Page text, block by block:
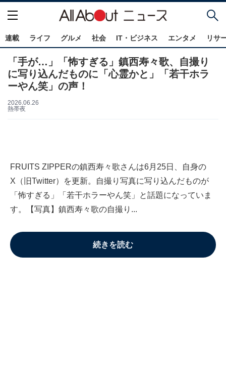
連載 ライフ グルメ 社会 IT・ビジネス エンタメ リサ
「手が…」「怖すぎる」鎮西寿々歌、自撮り
に写り込んだものに「心霊かと」「若干ホラ
ーやん笑」の声！
2026.06.26
熱帯夜
FRUITS ZIPPERの鎮西寿々歌さんは6月25日、自身の
X（旧Twitter）を更新。自撮り写真に写り込んだものが
「怖すぎる」「若干ホラーやん笑」と話題になっていま
す。【写真】鎮西寿々歌の自撮り...
続きを読む